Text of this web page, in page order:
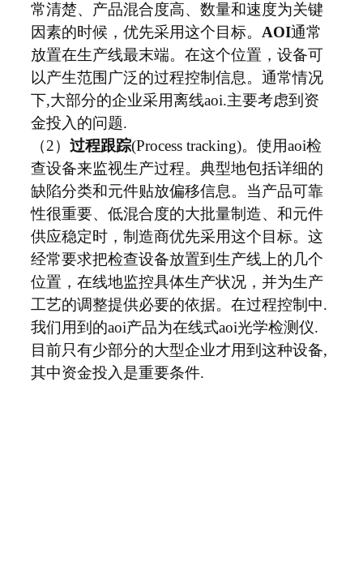
常清楚、产品混合度高、数量和速度为关键
因素的时候，优先采用这个目标。 AOI通常
放置在生产线最末端。在这个位置，设备可
以产生范围广泛的过程控制信息。通常情况
下,大部分的企业采用离线aoi.主要考虑到资
金投入的问题.
（2） 过程跟踪(Process tracking)。使用aoi检
查设备来监视生产过程。典型地包括详细的
缺陷分类和元件贴放偏移信息。当产品可靠
性很重要、低混合度的大批量制造、和元件
供应稳定时，制造商优先采用这个目标。这
经常要求把检查设备放置到生产线上的几个
位置，在线地监控具体生产状况，并为生产
工艺的调整提供必要的依据。在过程控制中.
我们用到的aoi产品为在线式aoi光学检测仪.
目前只有少部分的大型企业才用到这种设备,
其中资金投入是重要条件.